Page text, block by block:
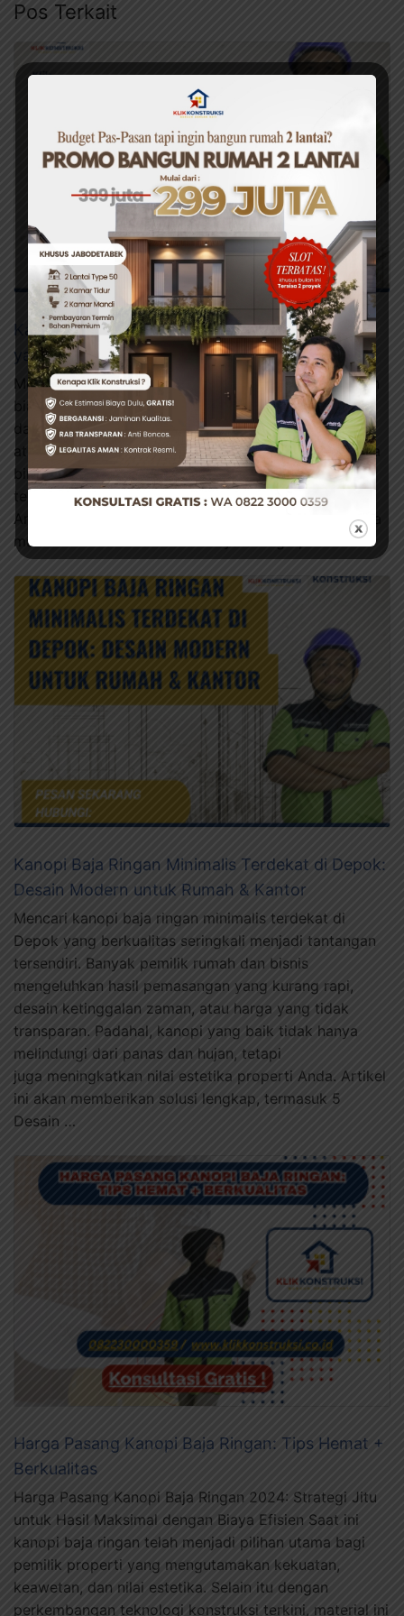
Pos Terkait
Kanopi Polycarbonate vs Arafuru: Mana Kanopi
yang Lebih Cocok untuk di Pasang Iklim Bogor?
Memilih material kanopi di Bogor bukanlah keputusan
biasa. Tingginya curah hujan dan kelembaban udara
dapat membuat kanopi biasa cepat rusak, berkarat,
atau bocor. Banyak pemilik rumah di area Bogor Raya
bingung memilih antara Kanopi Polycarbonate yang
tembus pandang dan Kanopi Arafuru yang kokoh.
Artikel ini akan mengupas tuntas perbandingan kedua
material berdasarkan kondisi nyata Bogor, …
Kanopi Baja Ringan Minimalis Terdekat di Depok:
Desain Modern untuk Rumah & Kantor
Mencari kanopi baja ringan minimalis terdekat di
Depok yang berkualitas seringkali menjadi tantangan
tersendiri. Banyak pemilik rumah dan bisnis
mengeluhkan hasil pemasangan yang kurang rapi,
desain ketinggalan zaman, atau harga yang tidak
transparan. Padahal, kanopi yang baik tidak hanya
melindungi dari panas dan hujan, tetapi
juga meningkatkan nilai estetika properti Anda. Artikel
ini akan memberikan solusi lengkap, termasuk 5
Desain …
Harga Pasang Kanopi Baja Ringan: Tips Hemat +
Berkualitas
Harga Pasang Kanopi Baja Ringan 2024: Strategi Jitu
untuk Hasil Maksimal dengan Biaya Efisien Saat ini
kanopi baja ringan telah menjadi pilihan utama bagi
pemilik properti yang mengutamakan kekuatan,
keawetan, dan nilai estetika. Selain itu dengan
perkembangan teknologi konstruksi terkini, material ini